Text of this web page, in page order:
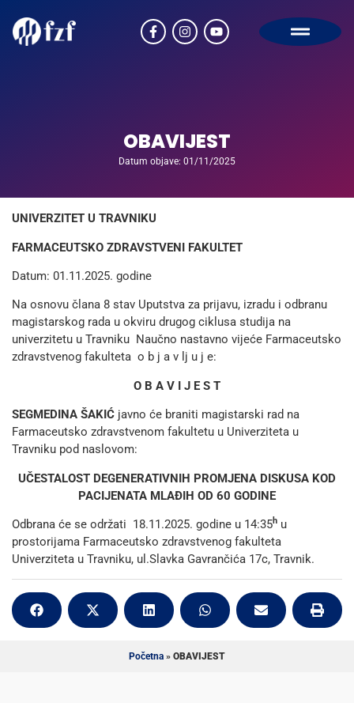
OBAVIJEST
Datum objave: 01/11/2025
UNIVERZITET U TRAVNIKU
FARMACEUTSKO ZDRAVSTVENI FAKULTET
Datum: 01.11.2025. godine
Na osnovu člana 8 stav Uputstva za prijavu, izradu i odbranu
magistarskog rada u okviru drugog ciklusa studija na
univerzitetu u Travniku Naučno nastavno vijeće Farmaceutsko
zdravstvenog fakulteta o b j a v lj u j e:
O B A V I J E S T
SEGMEDINA ŠAKIĆ javno će braniti magistarski rad na
Farmaceutsko zdravstvenom fakultetu u Univerziteta u
Travniku pod naslovom:
UČESTALOST DEGENERATIVNIH PROMJENA DISKUSA KOD
PACIJENATA MLAĐIH OD 60 GODINE
Odbrana će se održati 18.11.2025. godine u 14:35h u
prostorijama Farmaceutsko zdravstvenog fakulteta
Univerziteta u Travniku, ul.Slavka Gavrančića 17c, Travnik.
Početna » OBAVIJEST